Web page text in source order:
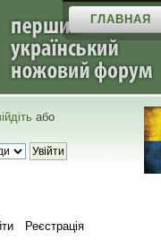
ГЛАВНАЯ
або
Реєстрація